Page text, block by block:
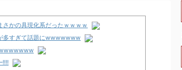
さかの具現化系だったｗｗｗｗ
多すぎて話題にwwwwwww